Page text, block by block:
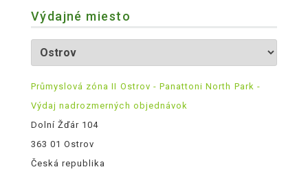
Výdajné miesto
Průmyslová zóna II Ostrov - Panattoni North Park -
Výdaj nadrozmerných objednávok
Dolní Žďár 104
363 01 Ostrov
Česká republika